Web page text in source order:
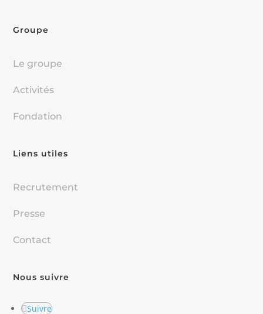
Groupe
Le groupe
Activités
Fondation
Liens utiles
Recrutement
Presse
Contact
Nous suivre
Suivre